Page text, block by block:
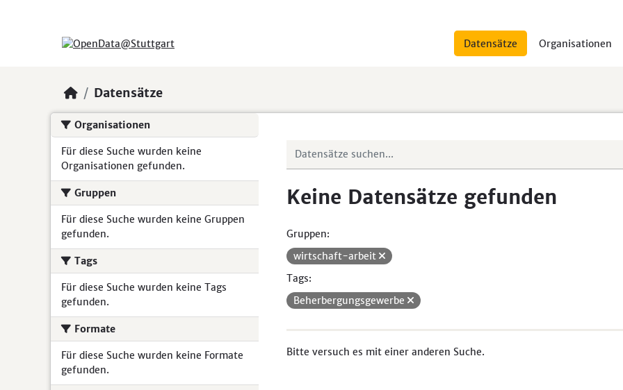
Datensätze Organisationen
Datensätze
Organisationen
Für diese Suche wurden keine
Organisationen gefunden.
Gruppen
Für diese Suche wurden keine Gruppen
gefunden.
Tags
Für diese Suche wurden keine Tags
gefunden.
Formate
Für diese Suche wurden keine Formate
gefunden.
Keine Datensätze gefunden
Gruppen:
wirtschaft-arbeit
Tags:
Beherbergungsgewerbe
Bitte versuch es mit einer anderen Suche.